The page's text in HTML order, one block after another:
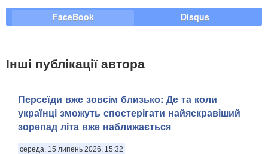
FaceBook Disqus
Інші публікації автора
Персеїди вже зовсім близько: Де та коли
українці зможуть спостерігати найяскравіший
зорепад літа вже наближається
середа, 15 липень 2026, 15:32